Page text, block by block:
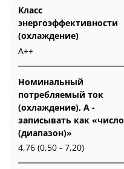
Класс
энергоэффективности
(охлаждение)
А++
Номинальный
потребляемый ток
(охлаждение), А -
записывать как «число
(диапазон)»
4,76 (0,50 - 7,20)